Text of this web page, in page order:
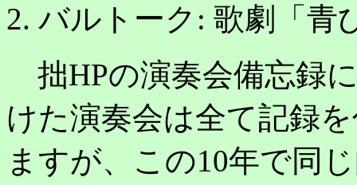
2. バルトーク: 歌劇「青
拙HPの演奏会備忘録
けた演奏会は全て記録
ますが、この10年で同